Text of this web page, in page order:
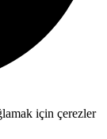
için çerezler